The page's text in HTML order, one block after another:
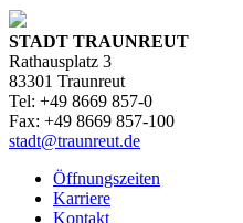
STADT TRAUNREUT
Rathausplatz 3
83301 Traunreut
Tel: +49 8669 857-0
Fax: +49 8669 857-100
stadt@traunreut.de
Öffnungszeiten
Karriere
Kontakt